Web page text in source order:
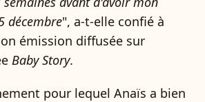
décembre", a-t-elle confié à
émission diffusée sur
Baby Story.
pour lequel Anaïs a bien